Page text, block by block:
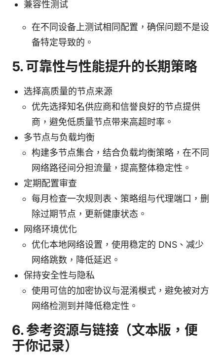
兼容性测试
在不同设备上测试相同配置，确保问题不是设
备特定导致的。
5. 可靠性与性能提升的长期策略
选择高质量的节点来源
优先选择知名供应商和信誉良好的节点提供
商，避免低质量节点带来高超时率。
多节点与负载均衡
构建多节点集合，结合负载均衡策略，在不同
网络路径间分担流量，提高整体稳定性。
定期配置审查
每月检查一次规则表、策略组与代理端口，删
除过期节点，更新健康状态。
网络环境优化
优化本地网络设置，使用稳定的 DNS、减少
网络跳数，降低延迟。
保持安全性与隐私
使用可信的加密协议与混淆模式，避免被对方
网络检测到并降低稳定性。
6. 参考资源与链接（文本版，便
于你记录）